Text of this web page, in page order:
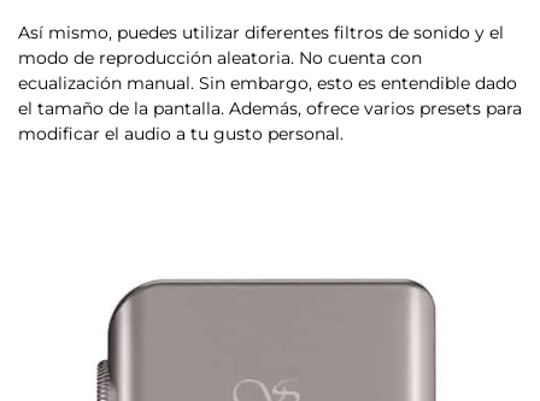
Así mismo, puedes utilizar diferentes filtros de sonido y el
modo de reproducción aleatoria. No cuenta con
ecualización manual. Sin embargo, esto es entendible dado
el tamaño de la pantalla. Además, ofrece varios presets para
modificar el audio a tu gusto personal.